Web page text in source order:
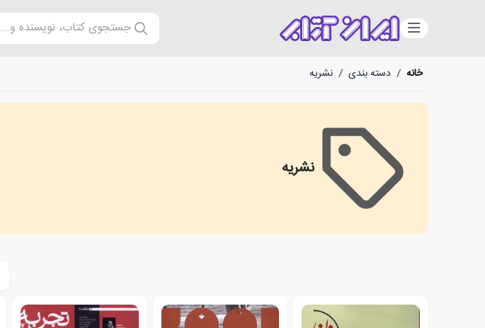
دسته‌بندی جستجوی کتاب، نویسنده و...
خانه / دسته بندی / نشریه
نشریه
journals